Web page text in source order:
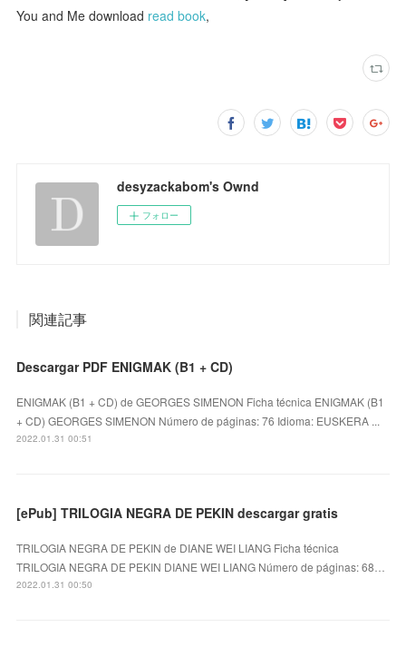
You and Me download read book,
desyzackabom's Ownd
フォロー
関連記事
Descargar PDF ENIGMAK (B1 + CD)
ENIGMAK (B1 + CD) de GEORGES SIMENON Ficha técnica ENIGMAK (B1
+ CD) GEORGES SIMENON Número de páginas: 76 Idioma: EUSKERA ...
2022.01.31 00:51
[ePub] TRILOGIA NEGRA DE PEKIN descargar gratis
TRILOGIA NEGRA DE PEKIN de DIANE WEI LIANG Ficha técnica
TRILOGIA NEGRA DE PEKIN DIANE WEI LIANG Número de páginas: 68…
2022.01.31 00:50